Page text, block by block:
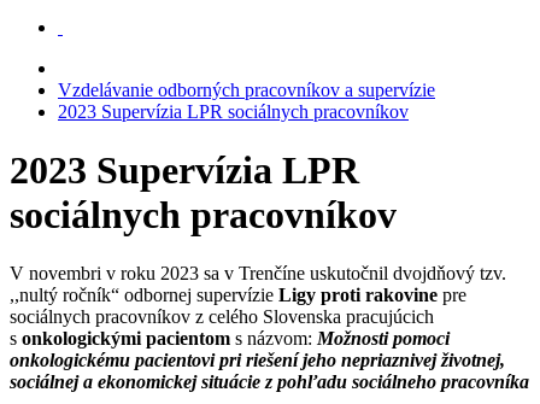
Vzdelávanie odborných pracovníkov a supervízie
2023 Supervízia LPR sociálnych pracovníkov
2023 Supervízia LPR
sociálnych pracovníkov
V novembri v roku 2023 sa v Trenčíne uskutočnil dvojdňový tzv.
,,nultý ročník“ odbornej supervízie Ligy proti rakovine pre
sociálnych pracovníkov z celého Slovenska pracujúcich
s onkologickými pacientom s názvom: Možnosti pomoci
onkologickému pacientovi pri riešení jeho nepriaznivej životnej,
sociálnej a ekonomickej situácie z pohľadu sociálneho pracovníka